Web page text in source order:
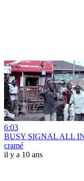
6:03
BUSY SIGNAL ALL
cramé
il y a 10 ans